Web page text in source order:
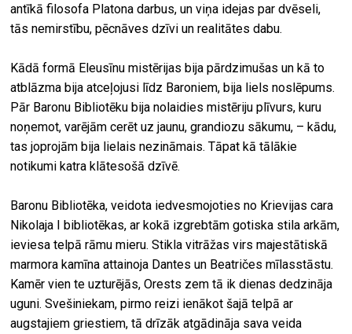
antīkā filosofa Platona darbus, un viņa idejas par dvēseli,
tās nemirstību, pēcnāves dzīvi un realitātes dabu.
Kādā formā Eleusīnu mistērijas bija pārdzimušas un kā to
atblāzma bija atceļojusi līdz Baroniem, bija liels noslēpums.
Pār Baronu Bibliotēku bija nolaidies mistēriju plīvurs, kuru
noņemot, varējām cerēt uz jaunu, grandiozu sākumu, – kādu,
tas joprojām bija lielais nezināmais. Tāpat kā tālākie
notikumi katra klātesošā dzīvē.
Baronu Bibliotēka, veidota iedvesmojoties no Krievijas cara
Nikolaja I bibliotēkas, ar kokā izgrebtām gotiska stila arkām,
ieviesa telpā rāmu mieru. Stikla vitrāžas virs majestātiskā
marmora kamīna attainoja Dantes un Beatričes mīlasstāstu.
Kamēr vien te uzturējās, Orests zem tā ik dienas dedzināja
uguni. Svešiniekam, pirmo reizi ienākot šajā telpā ar
augstajiem griestiem, tā drīzāk atgādināja sava veida